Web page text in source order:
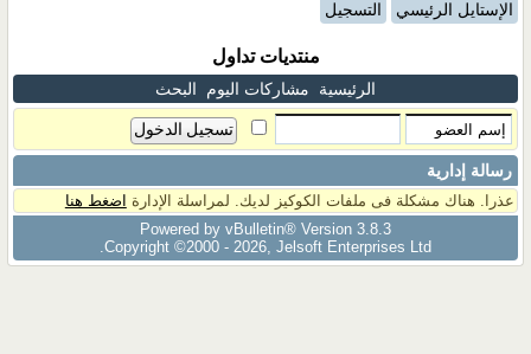
الإستايل الرئيسي التسجيل
منتديات تداول
الرئيسية مشاركات اليوم البحث
رسالة إدارية
عذرا. هناك مشكلة فى ملفات الكوكيز لديك. لمراسلة الإدارة اضغط هنا
Powered by vBulletin® Version 3.8.3
Copyright ©2000 - 2026, Jelsoft Enterprises Ltd.